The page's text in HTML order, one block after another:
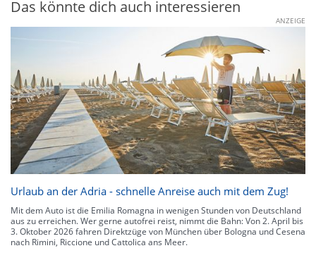
Das könnte dich auch interessieren
ANZEIGE
Urlaub an der Adria - schnelle Anreise auch mit dem Zug!
Mit dem Auto ist die Emilia Romagna in wenigen Stunden von Deutschland
aus zu erreichen. Wer gerne autofrei reist, nimmt die Bahn: Von 2. April bis
3. Oktober 2026 fahren Direktzüge von München über Bologna und Cesena
nach Rimini, Riccione und Cattolica ans Meer.